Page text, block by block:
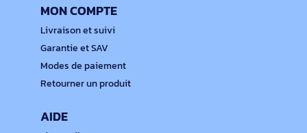
MON COMPTE
Livraison et suivi
Garantie et SAV
Modes de paiement
Retourner un produit
AIDE